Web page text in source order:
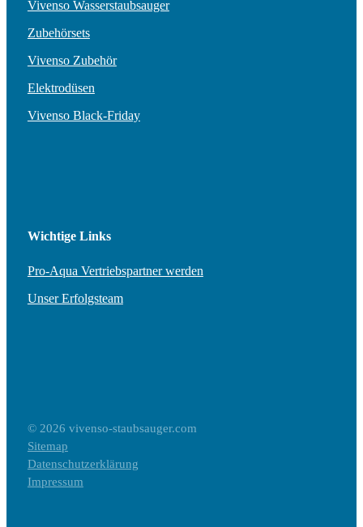
Vivenso Wasserstaubsauger
Zubehörsets
Vivenso Zubehör
Elektrodüsen
Vivenso Black-Friday
Wichtige Links
Pro-Aqua Vertriebspartner werden
Unser Erfolgsteam
© 2026 vivenso-staubsauger.com
Sitemap
Datenschutzerklärung
Impressum